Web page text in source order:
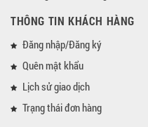
THÔNG TIN KHÁCH HÀNG
Đăng nhập/Đăng ký
Quên mật khẩu
Lịch sử giao dịch
Trạng thái đơn hàng